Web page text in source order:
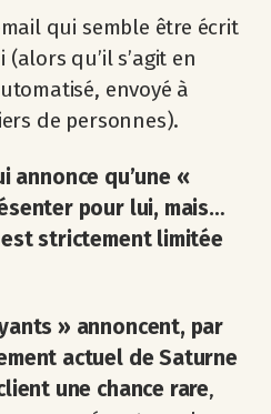
qui semble être écrit
qu’il s’agit en
envoyé à
de personnes).
annonce qu’une «
pour lui, mais…
strictement limitée
» annoncent, par
actuel de Saturne
une chance rare,